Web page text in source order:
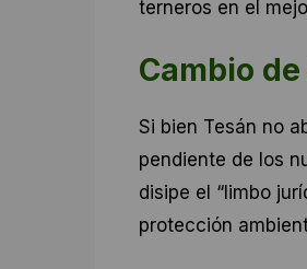
terneros en el
Cambio
Si bien Tesán no
pendiente de los
disipe el “limbo
protección